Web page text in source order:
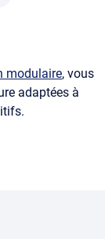
modulaire, vous
adaptées à